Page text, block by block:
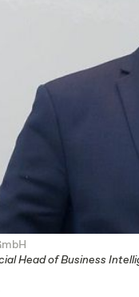
Head of Business